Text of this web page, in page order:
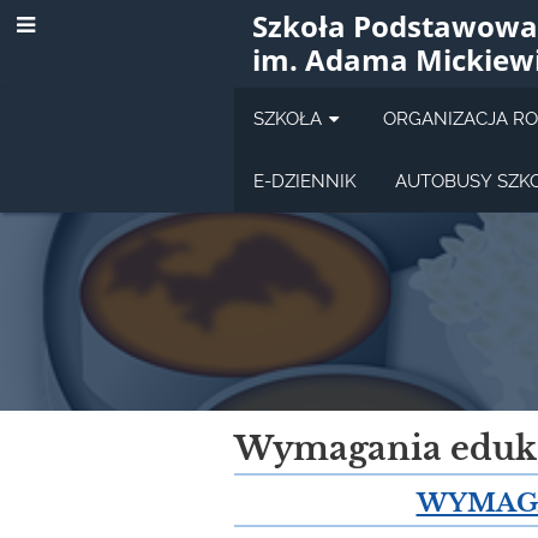
Szkoła
im. Adama
SZKOŁA ORGANIZACJA
E-DZIENNIK AUTOBUSY
Historia
Wymagania